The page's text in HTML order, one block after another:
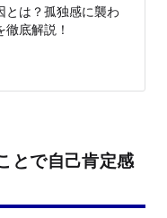
とは？孤独感に襲わ
底解説！
とで自己肯定感